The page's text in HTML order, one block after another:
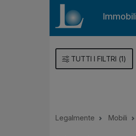
Immobili
TUTTI I FILTRI (1)
Legalmente Mobili